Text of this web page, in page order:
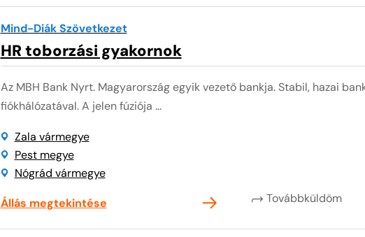
Mind-Diák Szövetkezet
HR toborzási gyakornok
Az MBH Bank Nyrt. Magyarország egyik vezető bankja. Stabil, hazai
fiókhálózatával. A jelen fúziója ...
Zala vármegye
Pest megye
Nógrád vármegye
Állás megtekintése Továbbküldöm